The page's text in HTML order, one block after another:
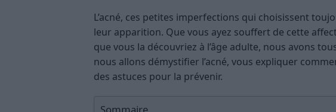
L’acné, ces petites imperfections qui choisissent
leur apparition. Que vous ayez souffert de cette
que vous la découvriez à l’âge adulte, nous avons
nous allons démystifier l’acné, vous expliquer
des astuces pour la prévenir.